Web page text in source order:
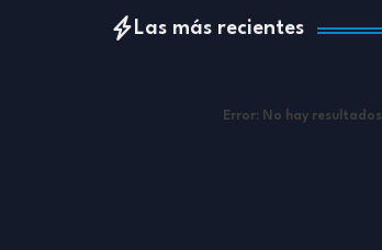
Las más recientes
Error: No hay resultados